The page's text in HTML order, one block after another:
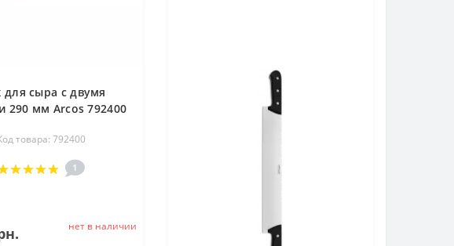
сыра с двумя
290 мм Arcos 792400
товара: 792400
1
нет в наличии